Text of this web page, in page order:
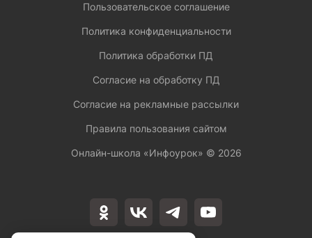
Пользовательское соглашение
Политика конфиденциальности
Политика обработки ПД
Согласие на обработку ПД
Согласие на рекламные рассылки
Правила пользования сайтом
Онлайн-школа «Инфоурок» © 2026